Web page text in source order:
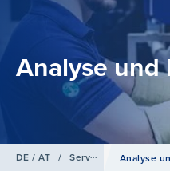
Analyse
DE / AT / Service Analyse